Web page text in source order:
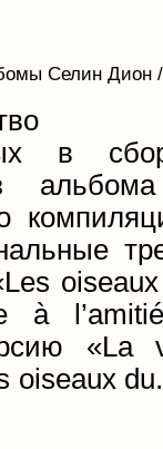
Селин Дион
в
альбома
à
«La
oiseaux